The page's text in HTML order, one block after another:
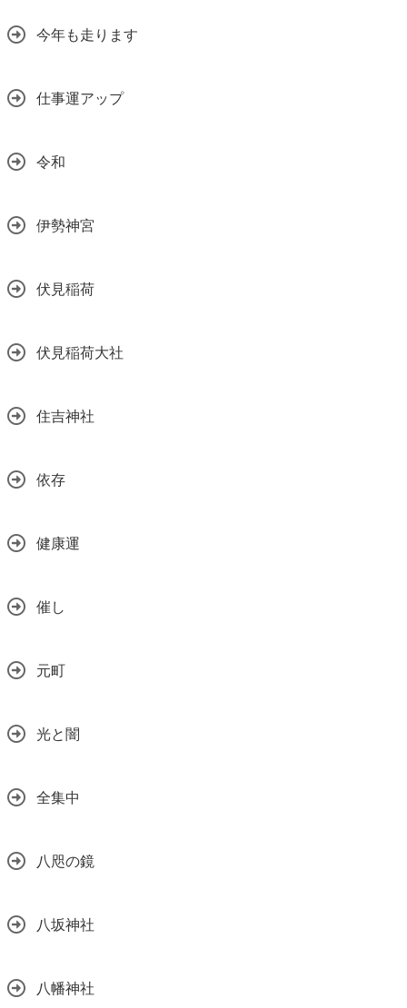
今年も走ります
仕事運アップ
令和
伊勢神宮
伏見稲荷
伏見稲荷大社
住吉神社
依存
健康運
催し
元町
光と闇
全集中
八咫の鏡
八坂神社
八幡神社